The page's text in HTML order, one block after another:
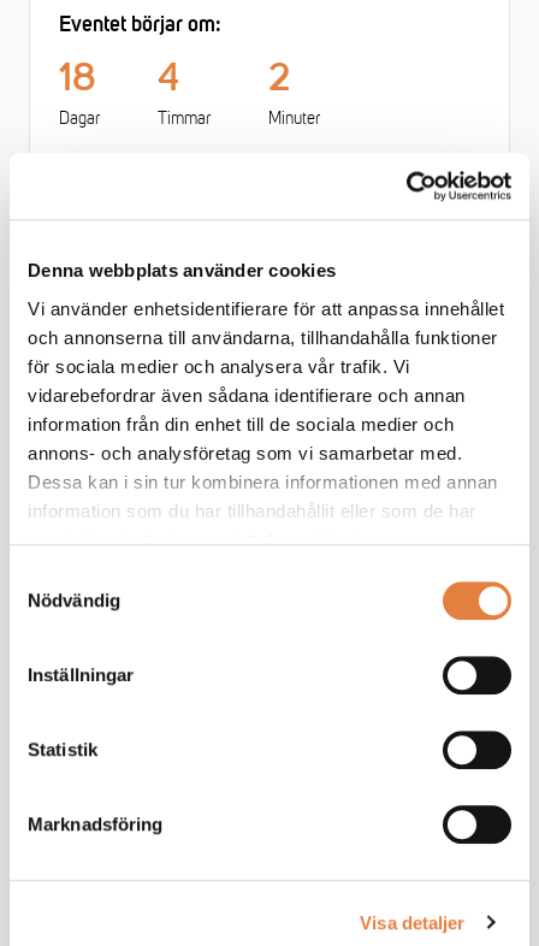
Denna webbplats använder cookies
Vi använder enhetsidentifierare för att anpassa innehållet
och annonserna till användarna, tillhandahålla funktioner
för sociala medier och analysera vår trafik. Vi
vidarebefordrar även sådana identifierare och annan
information från din enhet till de sociala medier och
annons- och analysföretag som vi samarbetar med.
Dessa kan i sin tur kombinera informationen med annan
information som du har tillhandahållit eller som de har
Nödvändig
Inställningar
Statistik
Marknadsföring
Visa detaljer
Är du ny som chef och vill förstå vad arbetsgivarens ansvar
arbetsmiljöarbete innebär? Kanske har Arbetsmiljöverket varit
på besök och ställt krav på förbättringar?
Det här är en introduktion för arbetsgivarrepresentanter om
arbetsmiljöansvar där vår arbetsmiljöexpert introducerar dig
till ämnet och lotsar dig vidare.
Välkommen!
30
SEP
28
OKT
Eventet börjar om:
18
Dagar
4
Timmar
2
Minuter